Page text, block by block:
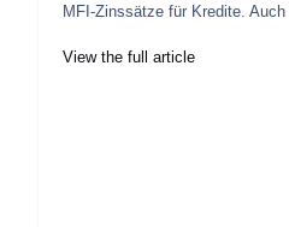
MFI-Zinssätze für Kredite.
View the full article